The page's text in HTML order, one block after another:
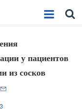
у пациентов
из сосков